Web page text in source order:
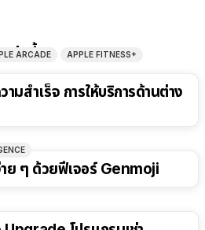
ล่านี้
ARCADE
APPLE FITNESS+
มสำเร็จ การให้บริการด้านต่าง
ย ๆ ด้วยฟีเจอร์ Genmoji